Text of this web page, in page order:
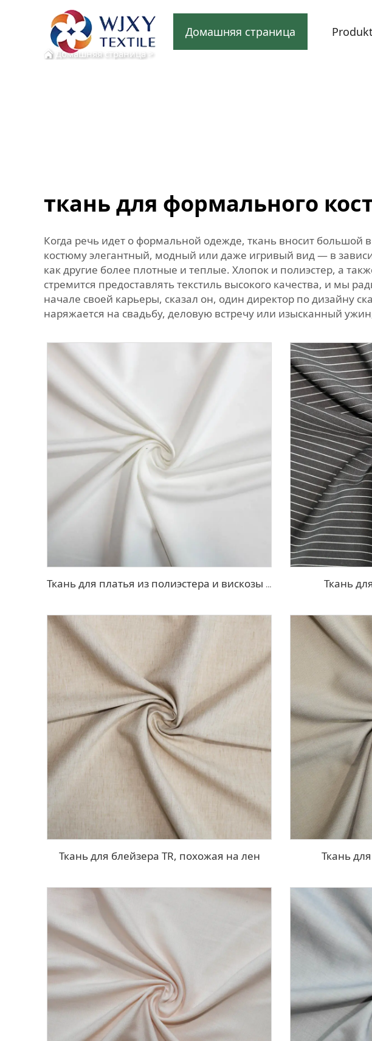
Домашняя страница
Домашняя страница>
ткань для формального
Когда речь идет о формальной одежде, ткань вносит
костюму элегантный, модный или даже игривый вид — в
как другие более плотные и теплые. Хлопок и полиэстер, а
стремится предоставлять текстиль высокого качества, и мы
начале своей карьеры, сказал он, один директор по дизайну
наряжается на свадьбу, деловую встречу или изысканный
Ткань для платья из полиэстера и вискозы с эффектом стрейч Ткань
Ткань для блейзера TR, похожая на лен Ткань